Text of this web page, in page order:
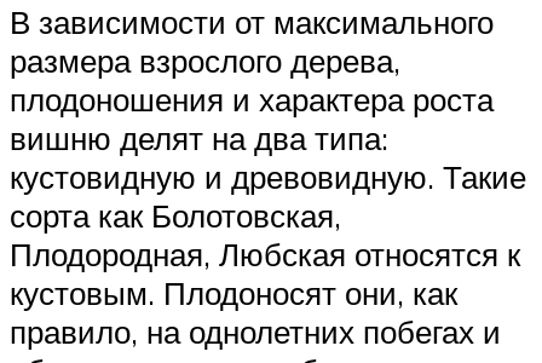
В зависимости от максимального
размера взрослого дерева,
плодоношения и характера роста
вишню делят на два типа:
кустовидную и древовидную. Такие
сорта как Болотовская,
Плодородная, Любская относятся к
кустовым. Плодоносят они, как
правило, на однолетних побегах и